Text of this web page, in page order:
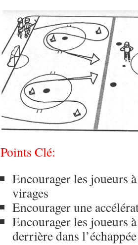
Points Clé:
Encourager les joueurs
virages
Encourager une
Encourager les joueurs
derrière dans l’échappée